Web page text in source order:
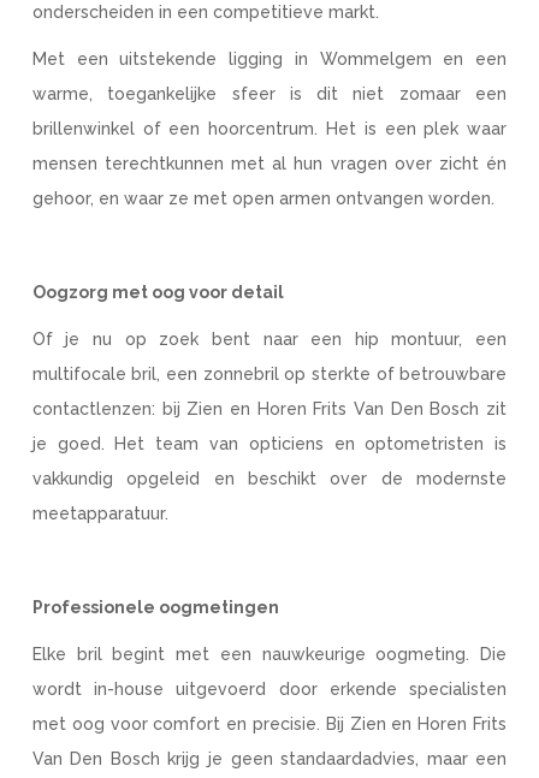
onderscheiden in een competitieve markt.
Met een uitstekende ligging in Wommelgem en een
warme, toegankelijke sfeer is dit niet zomaar een
brillenwinkel of een hoorcentrum. Het is een plek waar
mensen terechtkunnen met al hun vragen over zicht én
gehoor, en waar ze met open armen ontvangen worden.
Oogzorg met oog voor detail
Of je nu op zoek bent naar een hip montuur, een
multifocale bril, een zonnebril op sterkte of betrouwbare
contactlenzen: bij Zien en Horen Frits Van Den Bosch zit
je goed. Het team van opticiens en optometristen is
vakkundig opgeleid en beschikt over de modernste
meetapparatuur.
Professionele oogmetingen
Elke bril begint met een nauwkeurige oogmeting. Die
wordt in-house uitgevoerd door erkende specialisten
met oog voor comfort en precisie. Bij Zien en Horen Frits
Van Den Bosch krijg je geen standaardadvies, maar een